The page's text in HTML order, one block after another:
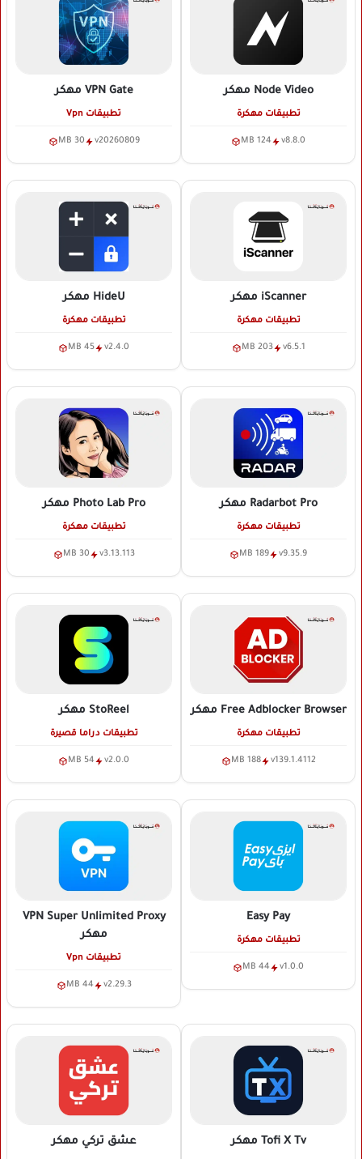
Node Video مهكر
تطبيقات مهكرة
v8.8.0
124 MB
VPN Gate مهكر
تطبيقات Vpn
v20260809
30 MB
iScanner مهكر
تطبيقات مهكرة
v6.5.1
203 MB
HideU مهكر
تطبيقات مهكرة
v2.4.0
45 MB
Radarbot Pro مهكر
تطبيقات مهكرة
v9.35.9
189 MB
Photo Lab Pro مهكر
تطبيقات مهكرة
v3.13.113
30 MB
Free Adblocker Browser مهكر
تطبيقات مهكرة
v139.1.4112
188 MB
StoReel مهكر
تطبيقات دراما قصيرة
v2.0.0
54 MB
Easy Pay
تطبيقات مهكرة
v1.0.0
44 MB
VPN Super Unlimited Proxy
مهكر
تطبيقات Vpn
v2.29.3
44 MB
Tofi X Tv مهكر عشق تركي مهكر